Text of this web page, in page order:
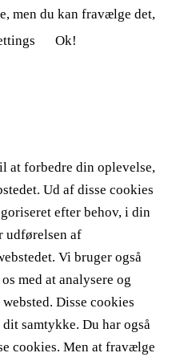
men du kan fravælge det,
Ok!
at forbedre din oplevelse,
Ud af disse cookies
efter behov, i din
udførelsen af
Vi bruger også
med at analysere og
Disse cookies
samtykke. Du har også
cookies. Men at fravælge